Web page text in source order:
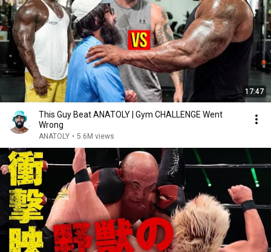
17:47
This Guy Beat ANATOLY | Gym CHALLENGE Went
Wrong
ANATOLY • 5.6M views